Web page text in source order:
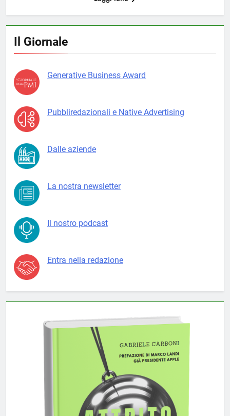
Il Giornale
Generative Business Award
Pubbliredazionali e Native Advertising
Dalle aziende
La nostra newsletter
Il nostro podcast
Entra nella redazione